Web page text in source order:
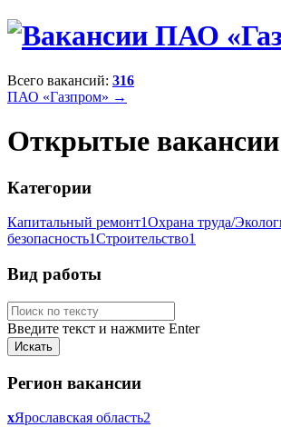
Всего вакансий: 316
ПАО «Газпром» →
Открытые вакансии
Категории
Капитальный ремонт1Охрана труда/
безопасность1Строительство1
Вид работы
Введите текст и нажмите Enter
Регион вакансии
xЯрославская область2